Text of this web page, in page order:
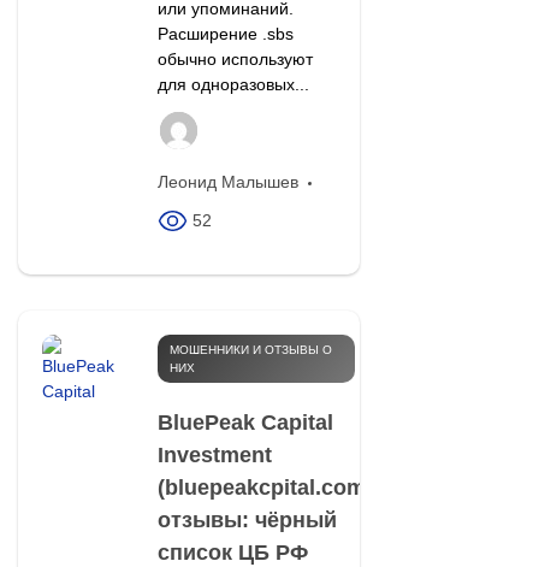
или упоминаний.
Расширение .sbs
обычно используют
для одноразовых...
Леонид Малышев
52
МОШЕННИКИ И ОТЗЫВЫ О
НИХ
BluePeak Capital
Investment
(bluepeakcpital.com)
отзывы: чёрный
список ЦБ РФ